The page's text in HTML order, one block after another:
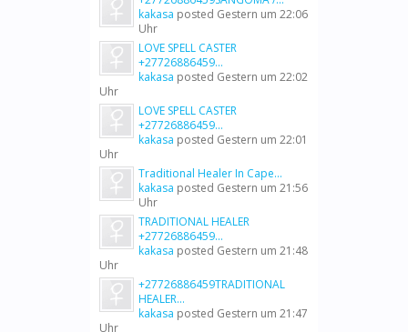
kakasa posted Gestern um 22:06
Uhr
LOVE SPELL CASTER
+27726886459...
kakasa posted Gestern um 22:02
Uhr
LOVE SPELL CASTER
+27726886459...
kakasa posted Gestern um 22:01
Uhr
Traditional Healer In Cape...
kakasa posted Gestern um 21:56
Uhr
TRADITIONAL HEALER
+27726886459...
kakasa posted Gestern um 21:48
Uhr
+27726886459TRADITIONAL
HEALER...
kakasa posted Gestern um 21:47
Uhr